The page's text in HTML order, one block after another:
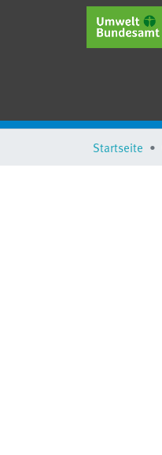
Startseite